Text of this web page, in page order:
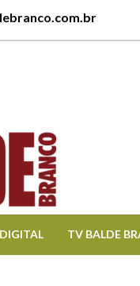
TV BALDE